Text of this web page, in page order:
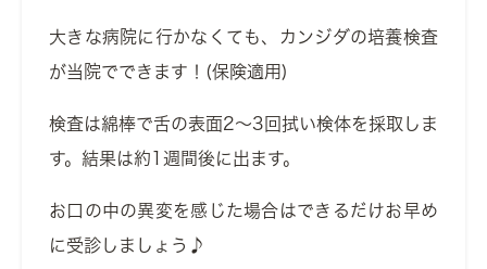
大きな病院に行かなくても、カンジダの培養検査
が当院でできます！(保険適用)
検査は綿棒で舌の表面2～3回拭い検体を採取しま
す。結果は約1週間後に出ます。
お口の中の異変を感じた場合はできるだけお早め
に受診しましょう♪